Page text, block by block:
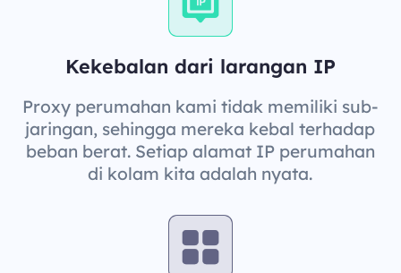
Kekebalan dari larangan IP
Proxy perumahan kami tidak memiliki sub-
jaringan, sehingga mereka kebal terhadap
beban berat. Setiap alamat IP perumahan
di kolam kita adalah nyata.